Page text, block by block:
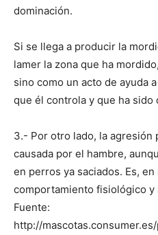
dominación.
Si se llega a producir la
lamer la zona que ha
sino como un acto de ayuda
que él controla y que ha sido
3.- Por otro lado, la agresión
causada por el hambre,
en perros ya saciados. Es,
comportamiento fisiológico
Fuente:
http://